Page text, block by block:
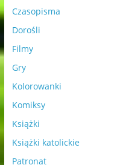
Czasopisma
Dorośli
Filmy
Gry
Kolorowanki
Komiksy
Książki
Książki katolickie
Patronat